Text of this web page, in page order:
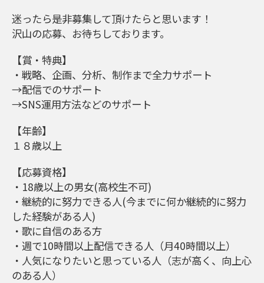
迷ったら是非募集して頂けたらと思います！
沢山の応募、お待ちしております。
【賞・特典】
・戦略、企画、分析、制作まで全力サポート
→配信でのサポート
→SNS運用方法などのサポート
【年齢】
１８歳以上
【応募資格】
・18歳以上の男女(高校生不可)
・継続的に努力できる人(今までに何か継続的に努力
した経験がある人)
・歌に自信のある方
・週で10時間以上配信できる人（月40時間以上）
・人気になりたいと思っている人（志が高く、向上心
のある人）